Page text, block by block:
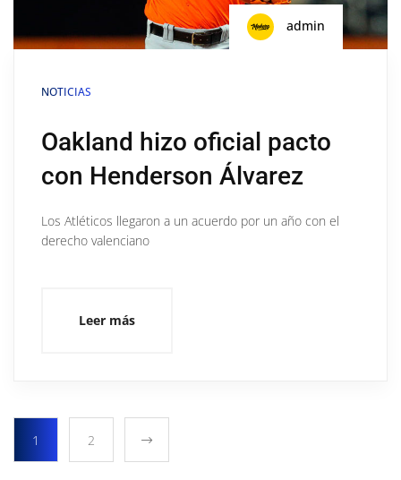
admin
NOTICIAS
Oakland hizo oficial pacto
con Henderson Álvarez
Los Atléticos llegaron a un acuerdo por un año con el
derecho valenciano
Leer más
1 2